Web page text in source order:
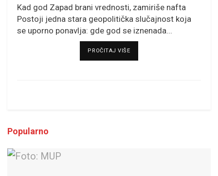
Kad god Zapad brani vrednosti, zamiriše nafta
Postoji jedna stara geopolitička slučajnost koja
se uporno ponavlja: gde god se iznenada...
PROČITAJ VIŠEDETAILS
Popularno